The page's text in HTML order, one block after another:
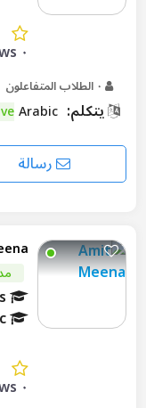
٠ reviews
يتكلم: Arabic
رسالة
٠ reviews